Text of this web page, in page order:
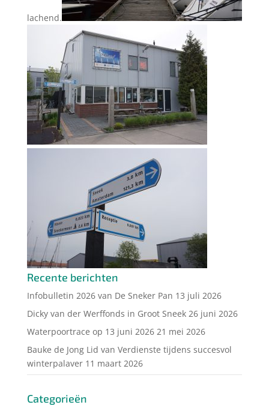
lachend.
Recente berichten
Infobulletin 2026 van De Sneker Pan 13 juli 2026
Dicky van der Werffonds in Groot Sneek 26 juni 2026
Waterpoortrace op 13 juni 2026 21 mei 2026
Bauke de Jong Lid van Verdienste tijdens succesvol
winterpalaver 11 maart 2026
Categorieën